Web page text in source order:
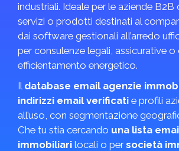
industriali. Ideale per le aziende
servizi o prodotti destinati al
dai software gestionali all’arredo
per consulenze legali, assicurative o
efficientamento energetico.
Il database email agenzie
indirizzi email verificati e profili
all’uso, con segmentazione
Che tu stia cercando una lista
immobiliari locali o persocietà